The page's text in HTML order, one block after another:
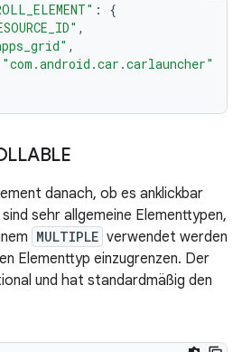
:
{
,
,
"com.android.car.carlauncher"
danach, ob es anklickbar
sehr allgemeine Elementtypen,
MULTIPLE verwendet werden
Elementtyp einzugrenzen. Der
und hat standardmäßig den